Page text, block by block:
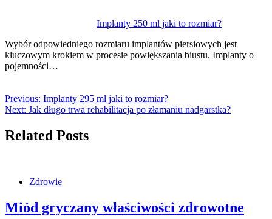
Implanty 250 ml jaki to rozmiar?
Wybór odpowiedniego rozmiaru implantów piersiowych jest
kluczowym krokiem w procesie powiększania biustu. Implanty o
pojemności…
Previous: Implanty 295 ml jaki to rozmiar?
Next: Jak długo trwa rehabilitacja po złamaniu nadgarstka?
Related Posts
Zdrowie
Miód gryczany właściwości zdrowotne